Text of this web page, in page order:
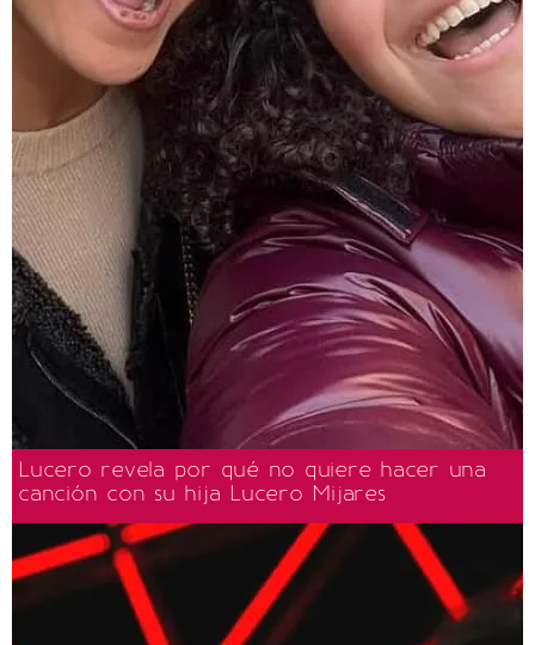
Lucero revela por qué no quiere hacer una
canción con su hija Lucero Mijares